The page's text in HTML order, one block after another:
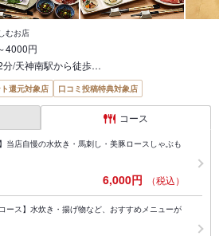
むお店
4000円
分/天神南駅から徒歩…
還元対象店 口コミ投稿特典対象店
コース
当店自慢の水炊き・馬刺し・美豚ロースしゃぶも
6,000円 （税込）
ース】水炊き・揚げ物など、おすすめメニューが